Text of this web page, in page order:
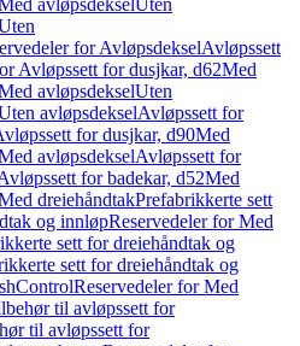
avløpsdekselUten
for AvløpsdekselAvløpssett
Avløpssett for dusjkar, d62Med
avløpsdekselUten
avløpsdekselAvløpssett for
for dusjkar, d90Med
avløpsdekselAvløpssett for
for badekar, d52Med
dreiehåndtakPrefabrikkerte sett
og innløpReservedeler for Med
sett for dreiehåndtak og
sett for dreiehåndtak og
Reservedeler for Med
til avløpssett for
til avløpssett for